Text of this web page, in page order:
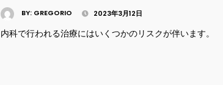
BY: GREGORIO 2023年3月12日
内科で行われる治療にはいくつかのリスクが伴います。